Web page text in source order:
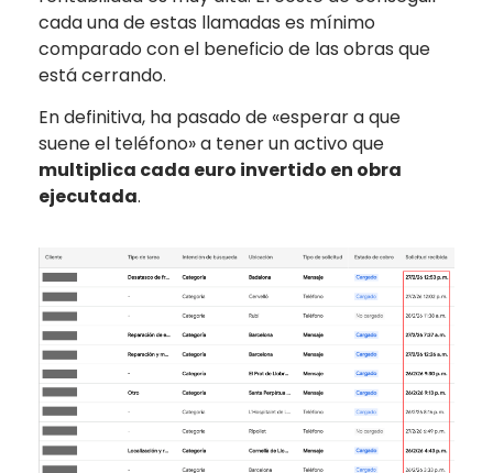
cada una de estas llamadas es mínimo
comparado con el beneficio de las obras que
está cerrando.
En definitiva, ha pasado de «esperar a que
suene el teléfono» a tener un activo que
multiplica cada euro invertido en obra
ejecutada.